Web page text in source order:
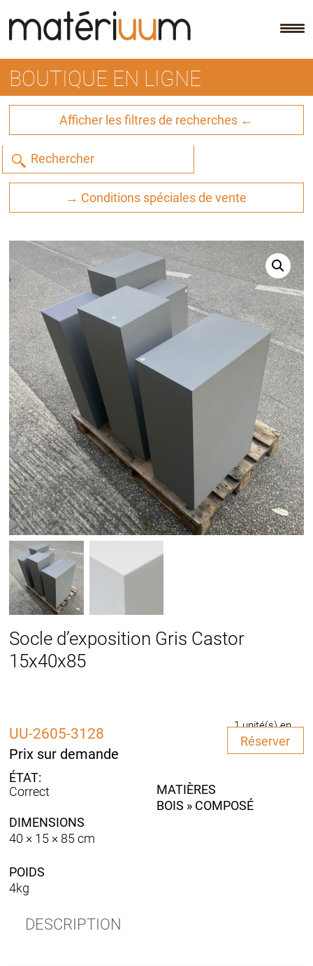
Skip
to
BOUTIQUE EN LIGNE
Afficher les filtres de recherches ←
→ Conditions spéciales de vente
Socle d’exposition Gris Castor
15x40x85
UU-2605-3128
1 unité(s) en
stock
Prix sur demande
MATIÈRES
BOIS » COMPOSÉ
Correct
DIMENSIONS
40 × 15 × 85 cm
POIDS
4kg
d'exposition
Gris
Castor
Réserver
DESCRIPTION